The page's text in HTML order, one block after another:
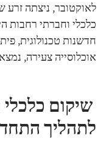
לאוקטובר, ניצתה זרע
כלכלי וחברתי רחבות
חדשנות טכנולוגית,
אוכלוסייה צעירה,
שיקום
לתהליך